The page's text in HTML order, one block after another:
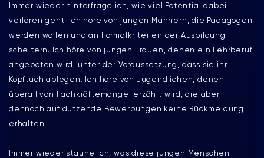
Immer wieder hinterfrage ich, wie viel Potential dabei
verloren geht. Ich höre von jungen Männern, die Pädagogen
werden wollen und an Formalkriterien der Ausbildung
scheitern. Ich höre von jungen Frauen, denen ein Lehrberuf
angeboten wird, unter der Voraussetzung, dass sie ihr
Kopftuch ablegen. Ich höre von Jugendlichen, denen
überall von Fachkräftemangel erzählt wird, die aber
dennoch auf dutzende Bewerbungen keine Rückmeldung
erhalten.
Immer wieder staune ich, was diese jungen Menschen